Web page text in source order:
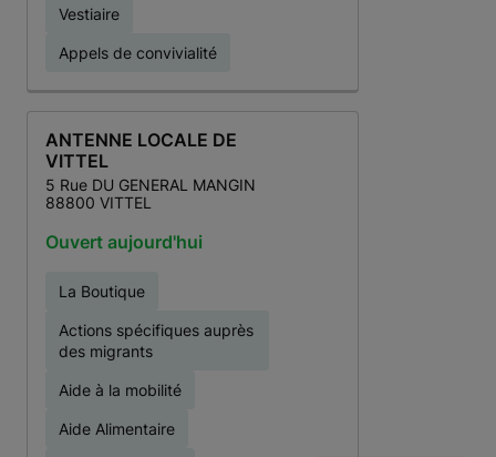
Vestiaire
Appels de convivialité
ANTENNE LOCALE DE
VITTEL
5 Rue DU GENERAL MANGIN
88800 VITTEL
Ouvert aujourd'hui
La Boutique
Actions spécifiques auprès
des migrants
Aide à la mobilité
Aide Alimentaire